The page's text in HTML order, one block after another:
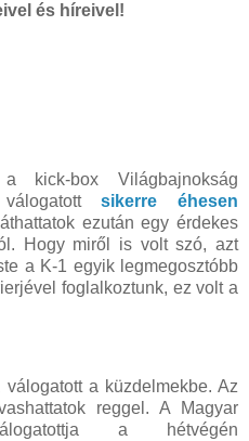
és híreivel!
kick-box Világbajnokság
válogatottsikerre éhesen
ezután egy érdekes
Hogy miről is volt szó, azt
a K-1 egyik legmegosztóbb
foglalkoztunk, ez volt a
a küzdelmekbe. Az
reggel. A Magyar
a hétvégén